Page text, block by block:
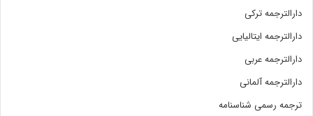
دارالترجمه ترکی
دارالترجمه ایتالیایی
دارالترجمه عربی
دارالترجمه آلمانی
ترجمه رسمی شناسنامه